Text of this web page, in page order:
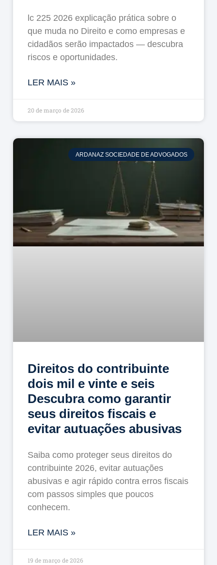
lc 225 2026 explicação prática sobre o
que muda no Direito e como empresas e
cidadãos serão impactados — descubra
riscos e oportunidades.
LER MAIS »
20 de março de 2026
ARDANAZ SOCIEDADE DE ADVOGADOS
Direitos do contribuinte
dois mil e vinte e seis
Descubra como garantir
seus direitos fiscais e
evitar autuações abusivas
Saiba como proteger seus direitos do
contribuinte 2026, evitar autuações
abusivas e agir rápido contra erros fiscais
com passos simples que poucos
conhecem.
LER MAIS »
19 de março de 2026